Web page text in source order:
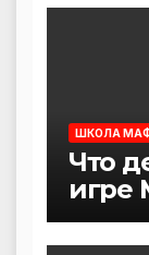
ШКОЛА
Что
игре